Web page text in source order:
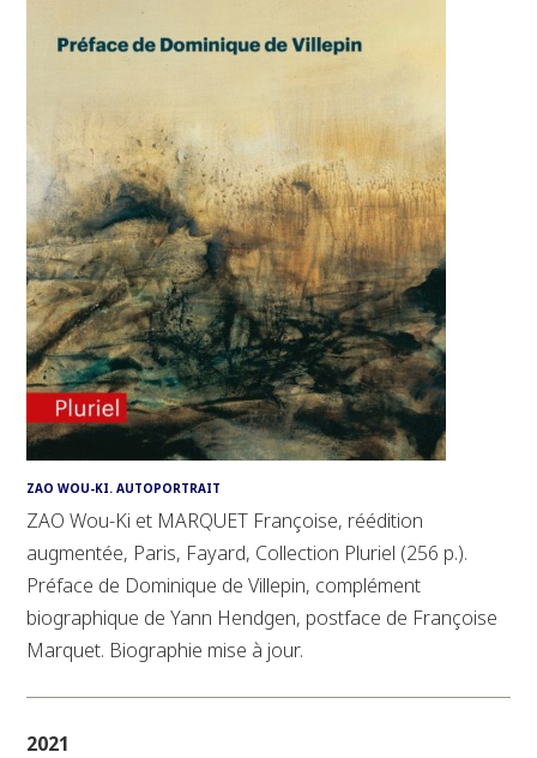
ZAO WOU-KI. AUTOPORTRAIT
ZAO Wou-Ki et MARQUET Françoise, réédition
augmentée, Paris, Fayard, Collection Pluriel (256 p.).
Préface de Dominique de Villepin, complément
biographique de Yann Hendgen, postface de Françoise
Marquet. Biographie mise à jour.
2021